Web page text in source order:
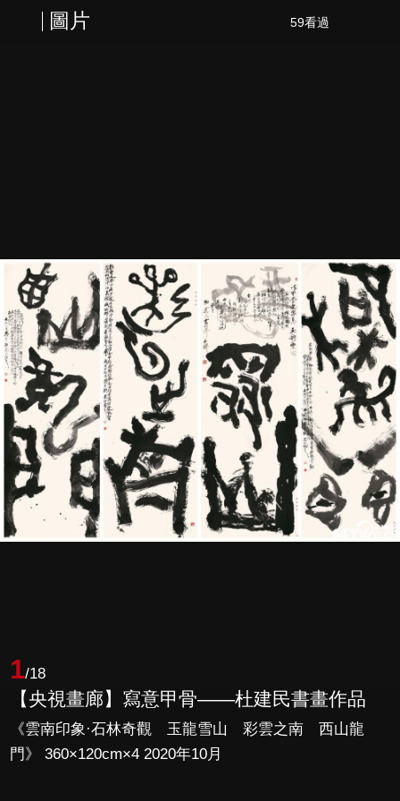
圖片 59看過
1/18
【央視畫廊】寫意甲骨——杜建民書畫作品
《雲南印象·石林奇觀 玉龍雪山 彩雲之南 西山龍
門》 360×120cm×4 2020年10月